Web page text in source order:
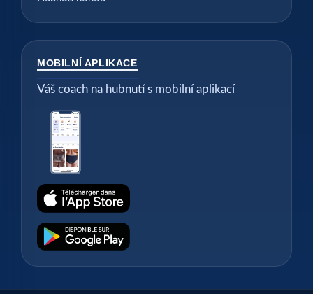
MOBILNÍ APLIKACE
Váš coach na hubnutí s mobilní aplikací